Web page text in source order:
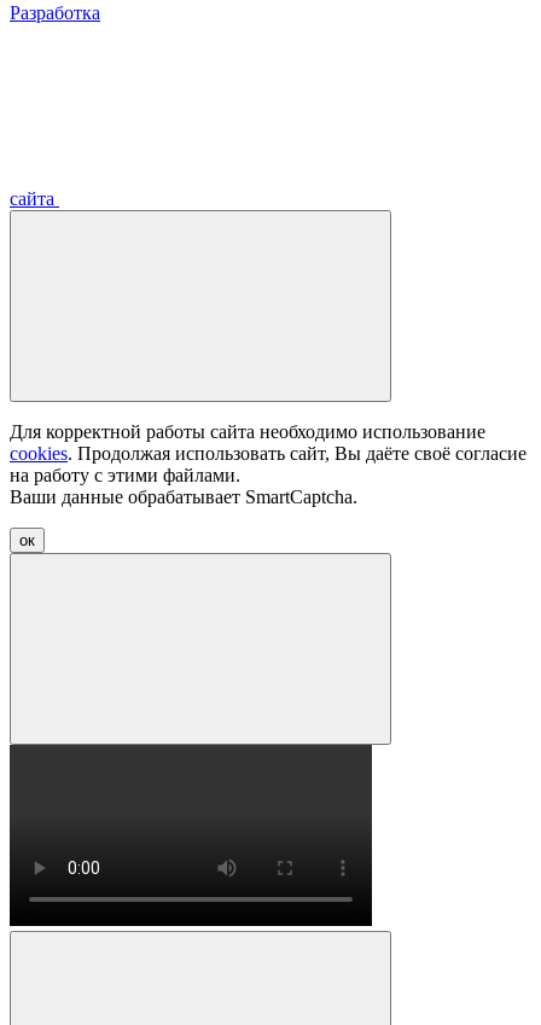
Разработка
сайта
Для корректной работы сайта необходимо использование
cookies. Продолжая использовать сайт, Вы даёте своё согласие
на работу с этими файлами.
Ваши данные обрабатывает SmartCaptcha.
ок